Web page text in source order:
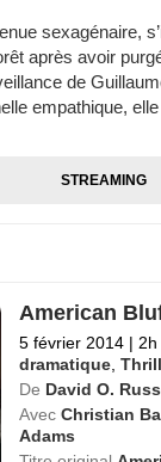
sexagénaire,
après avoir
de
empathique,
STREAMING
American
5 février 2014 | 2h
dramatique ,
De David O.
Avec Christian
Adams